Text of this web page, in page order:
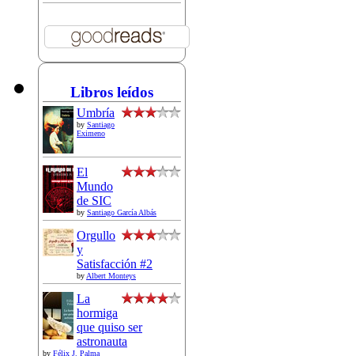
Libros leídos
Umbría
by Santiago
Eximeno
El
Mundo
de SIC
by Santiago García Albás
Orgullo
y
Satisfacción #2
by Albert Monteys
La
hormiga
que quiso ser
astronauta
by Félix J. Palma